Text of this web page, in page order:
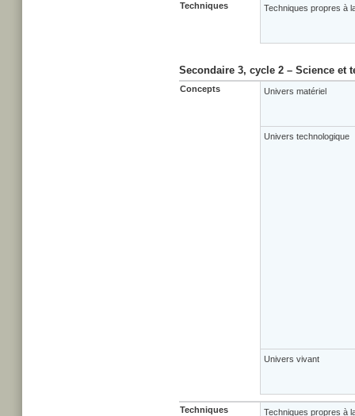
Techniques Techniques propres à
Secondaire 3, cycle 2 – Science et
Concepts Univers matériel
Univers technologique
Univers vivant
Techniques Techniques propres à